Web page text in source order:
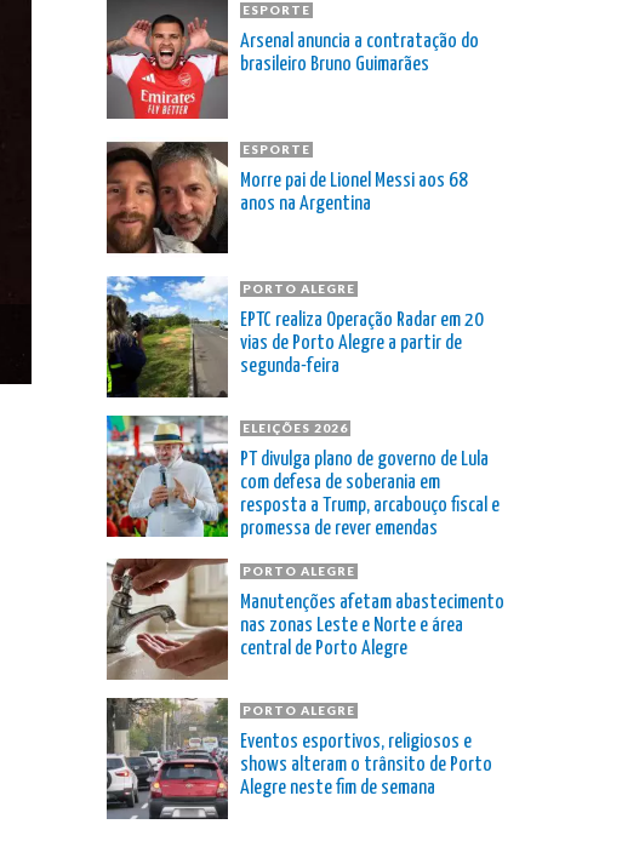
ESPORTE
Arsenal anuncia a contratação do
brasileiro Bruno Guimarães
ESPORTE
Morre pai de Lionel Messi aos 68
anos na Argentina
PORTO ALEGRE
EPTC realiza Operação Radar em 20
vias de Porto Alegre a partir de
segunda-feira
ELEIÇÕES 2026
PT divulga plano de governo de Lula
com defesa de soberania em
resposta a Trump, arcabouço fiscal e
promessa de rever emendas
PORTO ALEGRE
Manutenções afetam abastecimento
nas zonas Leste e Norte e área
central de Porto Alegre
PORTO ALEGRE
Eventos esportivos, religiosos e
shows alteram o trânsito de Porto
Alegre neste fim de semana